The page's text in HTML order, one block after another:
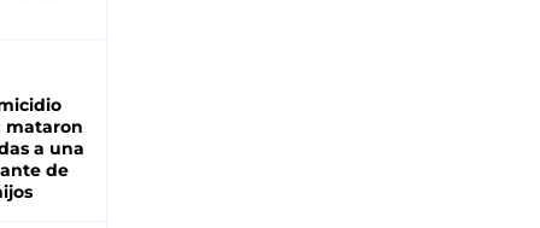
mataron
a una
de